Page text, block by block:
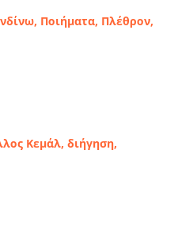
Ποιήματα, Πλέθρον,
Κεμάλ, διήγηση,